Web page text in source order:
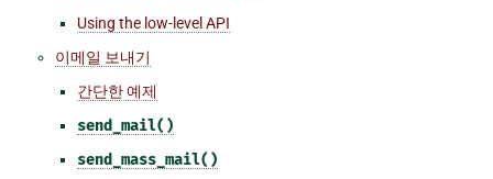
Using the low-level API
이메일 보내기
간단한 예제
send_mail()
send_mass_mail()